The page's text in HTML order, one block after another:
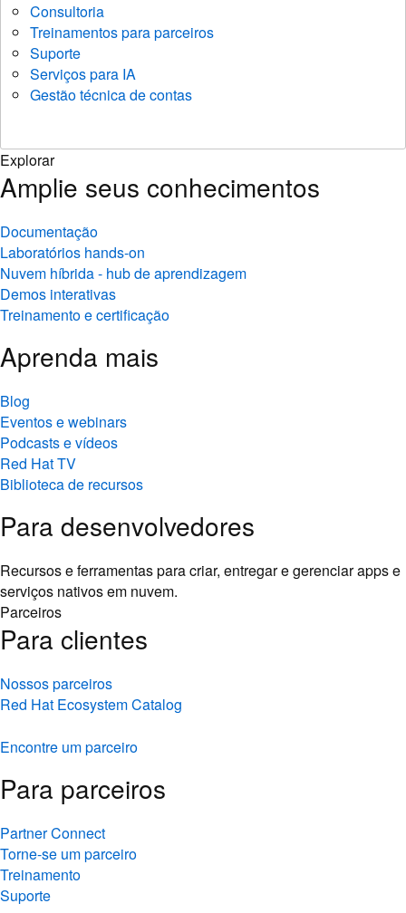
Consultoria
Treinamentos para parceiros
Suporte
Serviços para IA
Gestão técnica de contas
Explorar
Amplie seus conhecimentos
Documentação
Laboratórios hands-on
Nuvem híbrida - hub de aprendizagem
Demos interativas
Treinamento e certificação
Aprenda mais
Blog
Eventos e webinars
Podcasts e vídeos
Red Hat TV
Biblioteca de recursos
Para desenvolvedores
Recursos e ferramentas para criar, entregar e gerenciar apps e
serviços nativos em nuvem.
Parceiros
Para clientes
Nossos parceiros
Red Hat Ecosystem Catalog
Encontre um parceiro
Para parceiros
Partner Connect
Torne-se um parceiro
Treinamento
Suporte